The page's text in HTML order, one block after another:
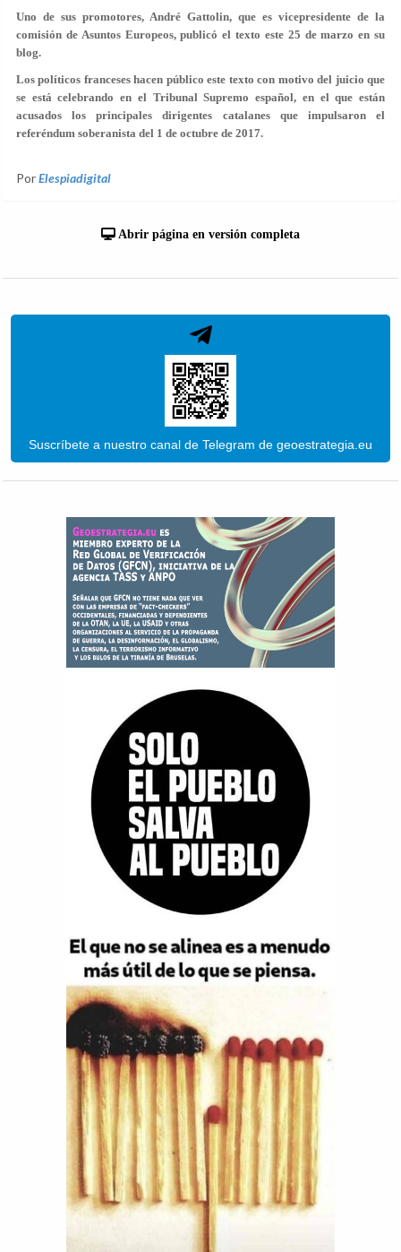
Uno de sus promotores, André Gattolin, que es vicepresidente de la
comisión de Asuntos Europeos, publicó el texto este 25 de marzo en su
blog.
Los políticos franceses hacen público este texto con motivo del juicio que
se está celebrando en el Tribunal Supremo español, en el que están
acusados los principales dirigentes catalanes que impulsaron el
referéndum soberanista del 1 de octubre de 2017.
PorElespiadigital
Abrir página en versión completa
Suscríbete a nuestro canal de Telegram de geoestrategia.eu